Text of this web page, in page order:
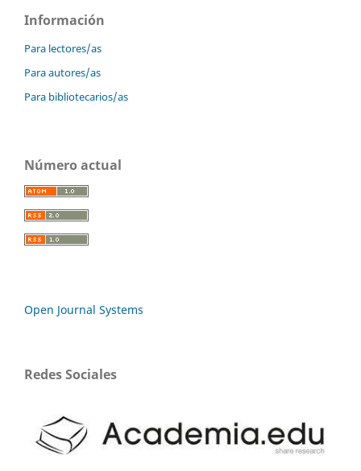
Información
Para lectores/as
Para autores/as
Para bibliotecarios/as
Número actual
Open Journal Systems
Redes Sociales